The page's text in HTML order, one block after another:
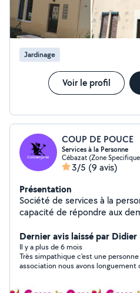
Jardinage
Voir le profil
COUP DE POUCE
Services à la Personne
Cébazat (Zone
3/5 (9 avis)
Présentation
Société de services à la
capacité de répondre aux
conciergerie à destination
loueurs de courte durée.
Dernier avis laissé par
Il y a plus de 6 mois
Très simpathique c'est une
association nous avons longuement discuter il y a possibilité